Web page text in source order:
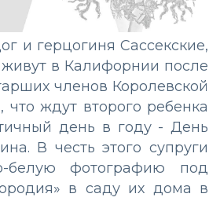
и герцогиня Сассекские,
живут в Калифорнии после
членов Королевской
что ждут второго ребенка
день в году - День
В честь этого супруги
белую фотографию под
в саду их дома в